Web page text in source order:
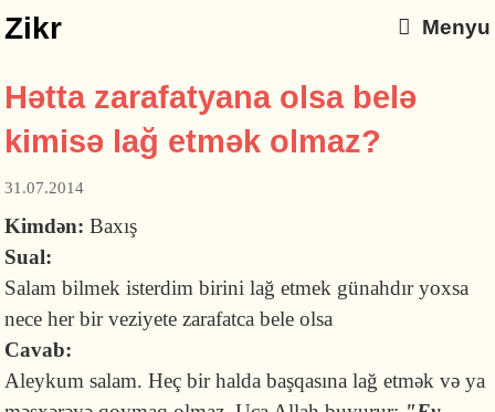
Zikr Menyu
Hətta zarafatyana olsa belə
kimisə lağ etmək olmaz?
31.07.2014
Kimdən:Baxış
Sual:
Salam bilmek isterdim birini lağ etmek günahdır yoxsa
nece her bir veziyete zarafatca bele olsa
Cavab:
Aleykum salam. Heç bir halda başqasına lağ etmək və ya